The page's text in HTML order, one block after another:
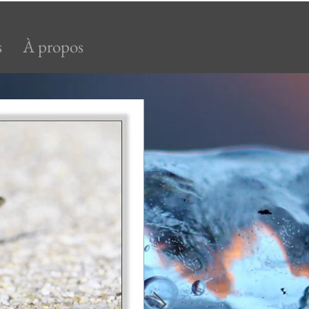
À propos